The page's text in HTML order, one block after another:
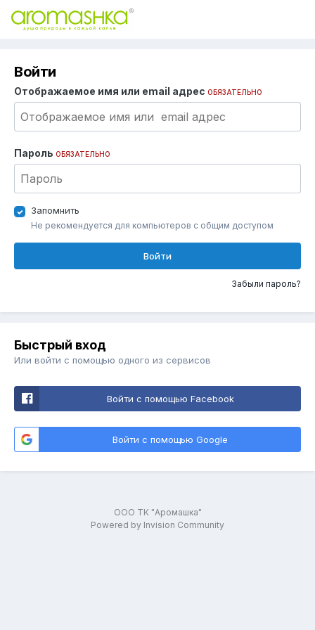
Войти
Отображаемое имя или email адрес ОБЯЗАТЕЛЬНО
Пароль ОБЯЗАТЕЛЬНО
Запомнить
Не рекомендуется для компьютеров с общим доступом
Войти
Забыли пароль?
Быстрый вход
Или войти с помощью одного из сервисов
Войти с помощью Facebook
Войти с помощью Google
ООО ТК "Аромашка"
Powered by Invision Community